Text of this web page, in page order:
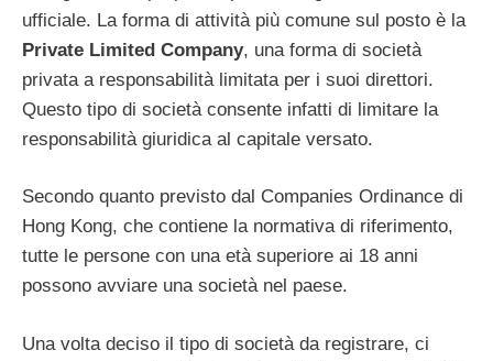
ufficiale. La forma di attività più comune sul posto è la
Private Limited Company, una forma di società
privata a responsabilità limitata per i suoi direttori.
Questo tipo di società consente infatti di limitare la
responsabilità giuridica al capitale versato.
Secondo quanto previsto dal Companies Ordinance di
Hong Kong, che contiene la normativa di riferimento,
tutte le persone con una età superiore ai 18 anni
possono avviare una società nel paese.
Una volta deciso il tipo di società da registrare, ci